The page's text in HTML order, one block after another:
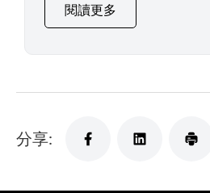
閱讀更多
分享: